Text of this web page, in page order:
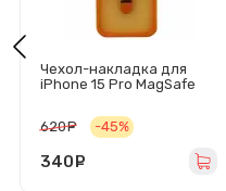
Чехол-накладка для
iPhone 15 Pro MagSafe
620 руб.
-45%
340